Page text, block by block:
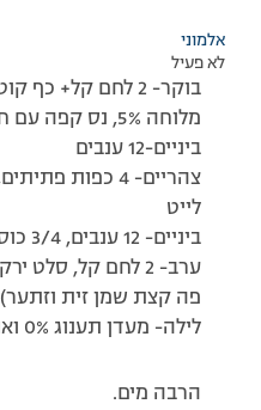
אלמוני
לא פעיל
מלוחה 5%, נס קפה עם חלב 1% (קצת) וסוכרזית.
ביניים-12 ענבים
לייט
ביניים- 12 ענבים, 3/4 כוס ברנפלקס
פה קצת שמן זית וזתער)
לילה- מעדן תענוג 0% ואני מתכננת לאכול עוד תפוח.
הרבה מים.